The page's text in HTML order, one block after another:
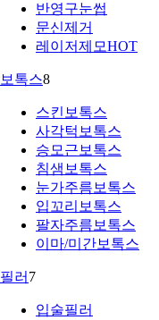
반영구눈썹
문신제거
레이저제모HOT
보톡스8
스킨보톡스
사각턱보톡스
승모근보톡스
침샘보톡스
눈가주름보톡스
입꼬리보톡스
팔자주름보톡스
이마/미간보톡스
필러 7
입술필러